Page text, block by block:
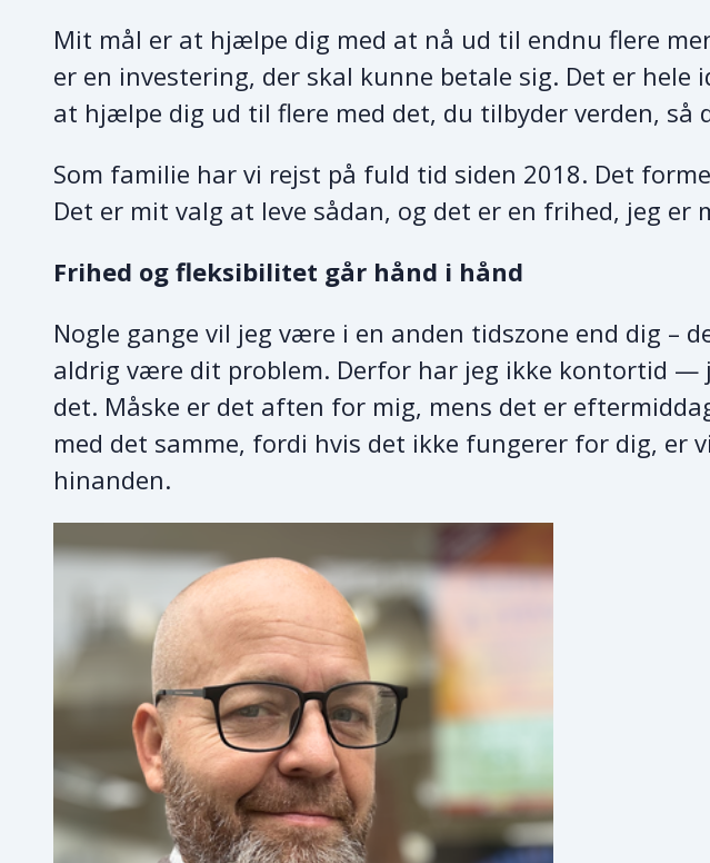
Mit mål er at hjælpe dig med at nå ud til endnu flere
er en investering, der skal kunne betale sig. Det er hele
at hjælpe dig ud til flere med det, du tilbyder verden, så
Som familie har vi rejst på fuld tid siden 2018. Det
Det er mit valg at leve sådan, og det er en frihed, jeg
Frihed og fleksibilitet går hånd i hånd
Nogle gange vil jeg være i en anden tidszone end dig –
aldrig være dit problem. Derfor har jeg ikke kontortid —
det. Måske er det aften for mig, mens det er
med det samme, fordi hvis det ikke fungerer for dig, er
hinanden.